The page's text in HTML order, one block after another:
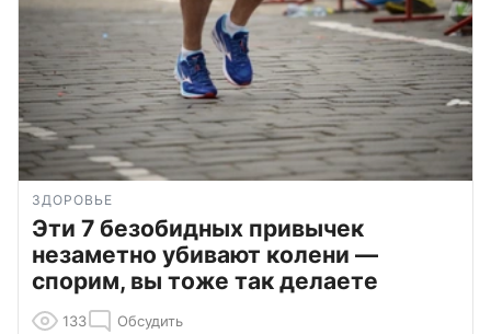
ЗДОРОВЬЕ
Эти 7 безобидных привычек
незаметно убивают колени —
спорим, вы тоже так делаете
133 Обсудить